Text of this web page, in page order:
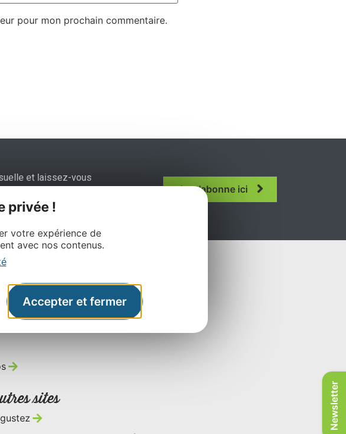
privée !
votre expérience de
avec nos contenus.
Accepter et fermer
pour mon prochain commentaire.
et laissez-vous
Je m'abonne ici
sites Newsletter